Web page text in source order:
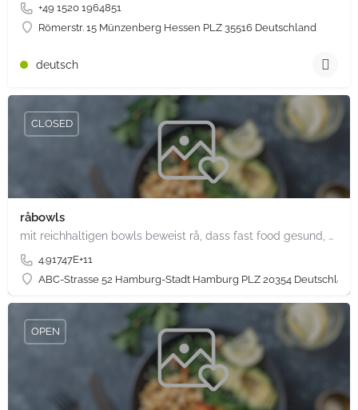
+49 1520 1964851
Römerstr. 15 Münzenberg Hessen PLZ 35516 Deutschland
deutsch
råbowls
mit reichhaltigen bowls beweist rå, dass fast food gesund, nachhaltig und hundertprozentig vegan sein kann.…
4.91747E+11
ABC-Strasse 52 Hamburg-Stadt Hamburg PLZ 20354 Deutschland
CLOSED
OPEN